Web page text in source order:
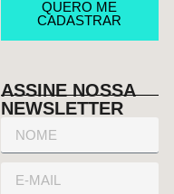
QUERO ME
CADASTRAR
ASSINE NOSSA
NEWSLETTER